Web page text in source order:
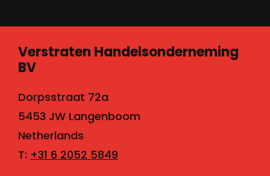
Verstraten Handelsonderneming
BV
Dorpsstraat 72a
5453 JW Langenboom
Netherlands
T: +31 6 2052 5849